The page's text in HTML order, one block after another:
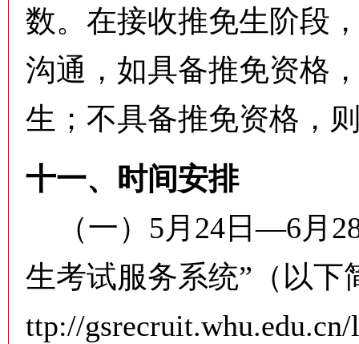
数。在接收推免生阶段
沟通，如具备推免资格
生；不具备推免资格，
十一、时间安排
（一）5月24日—6月
生考试服务系统”（以下
ttp://